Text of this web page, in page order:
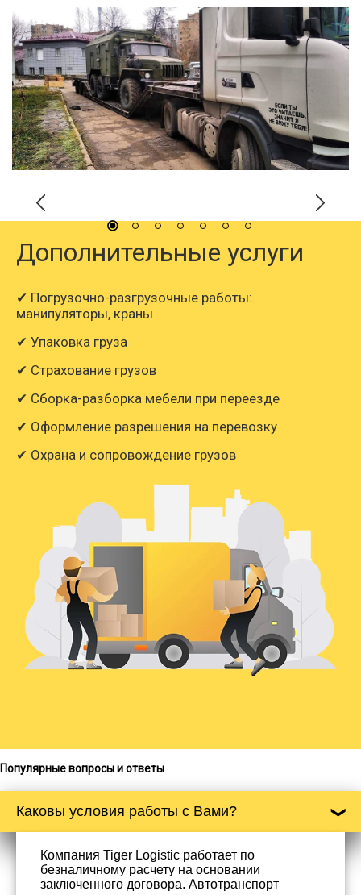
Дополнительные услуги
✔ Погрузочно-разгрузочные работы:
манипуляторы, краны
✔ Упаковка груза
✔ Страхование грузов
✔ Сборка-разборка мебели при переезде
✔ Оформление разрешения на перевозку
✔ Охрана и сопровождение грузов
Популярные вопросы и ответы
Каковы условия работы с Вами?
Компания Tiger Logistic работает по
безналичному расчету на основании
заключенного договора. Автотранспорт